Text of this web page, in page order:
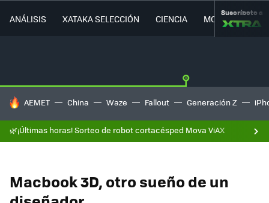
ANÁLISIS XATAKA SELECCIÓN CIENCIA MOVILIDAD
Suscríbete a
HOY SE HABLA DE
AEMET China Waze Fallout Generación Z
🌿¡Últimas horas! Sorteo de robot cortacésped Mova ViAX
Macbook 3D, otro sueño de un